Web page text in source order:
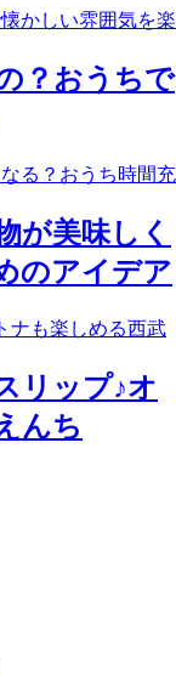
？おうちで
が美味しく
のアイデア
リップ♪オ
んち